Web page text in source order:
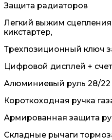
Защита радиаторов
Легкий выжим сцепления
кикстартер,
Трехпозиционный ключ
Цифровой дисплей +
Алюминиевый руль 28/22
Короткоходная ручка
Армированная защита
Складные рычаги